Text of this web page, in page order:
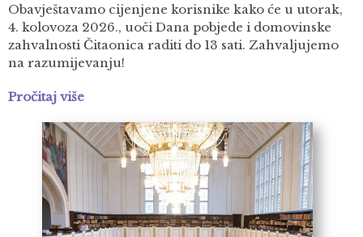
Obavještavamo cijenjene korisnike kako će u utorak,
4. kolovoza 2026., uoči Dana pobjede i domovinske
zahvalnosti Čitaonica raditi do 13 sati. Zahvaljujemo
na razumijevanju!
Pročitaj više